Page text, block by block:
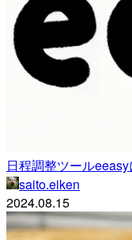
日程調整ツール
saito.eiken
2024.08.15